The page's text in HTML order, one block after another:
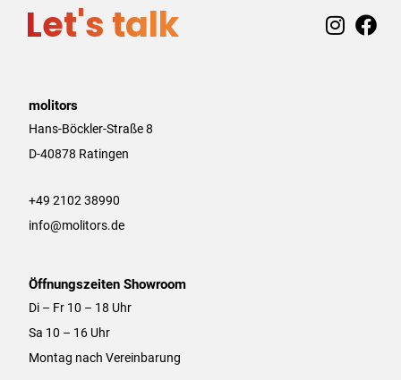
Let's talk
I
F
molitors
Hans-Böckler-Straße 8
D-40878 Ratingen
+49 2102 38990
info@molitors.de
Öffnungszeiten Showroom
Di – Fr 10 – 18 Uhr
Sa 10 – 16 Uhr
Montag nach Vereinbarung